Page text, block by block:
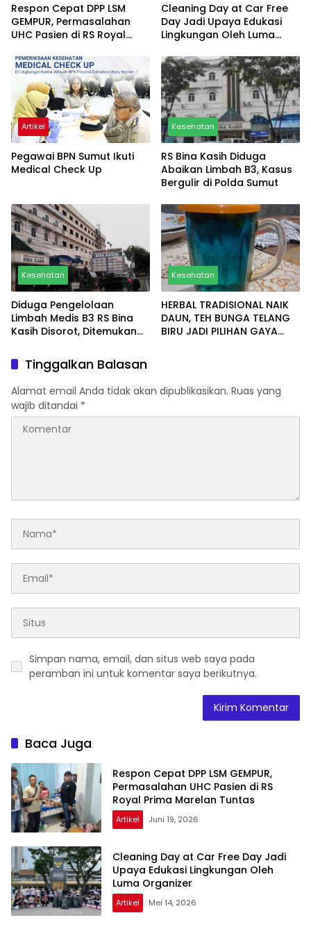
Respon Cepat DPP LSM
GEMPUR, Permasalahan
UHC Pasien di RS Royal
Cleaning Day at Car Free
Day Jadi Upaya Edukasi
Lingkungan Oleh Luma
Artikel
Pegawai BPN Sumut Ikuti
Medical Check Up
Kesehatan
RS Bina Kasih Diduga
Abaikan Limbah B3, Kasus
Bergulir di Polda Sumut
Kesehatan
Diduga Pengelolaan
Limbah Medis B3 RS Bina
Kasih Disorot, Ditemukan
Standar
Kesehatan
HERBAL TRADISIONAL NAIK
DAUN, TEH BUNGA TELANG
BIRU JADI PILIHAN GAYA
Tinggalkan Balasan
Alamat email Anda tidak akan dipublikasikan. Ruas yang
wajib ditandai *
Simpan nama, email, dan situs web saya pada
peramban ini untuk komentar saya berikutnya.
Baca Juga
Respon Cepat DPP LSM GEMPUR,
Permasalahan UHC Pasien di RS
Royal Prima Marelan Tuntas
Artikel Juni 19, 2026
Cleaning Day at Car Free Day Jadi
Upaya Edukasi Lingkungan Oleh
Luma Organizer
Artikel Mei 14, 2026